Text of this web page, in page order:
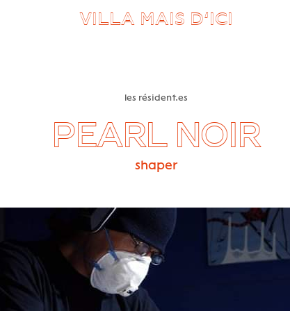
VILLA MAIS D’ICI
les résident.es
PEARL NOIR
shaper